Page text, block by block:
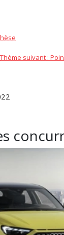
Thème suivant :